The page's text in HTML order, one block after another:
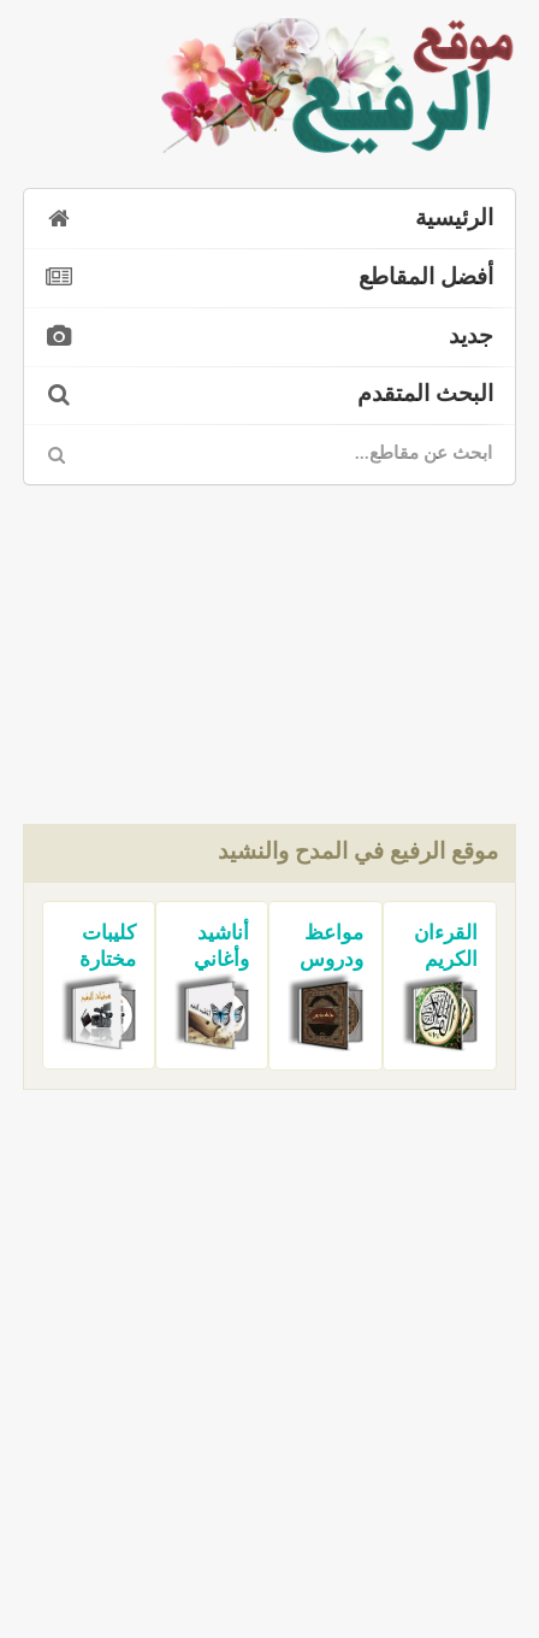
الرئيسية
أفضل المقاطع
جديد
البحث المتقدم
موقع الرفيع في المدح والنشيد
القرءان
الكريم
مواعظ
ودروس
أناشيد
وأغاني
كليبات
مختارة